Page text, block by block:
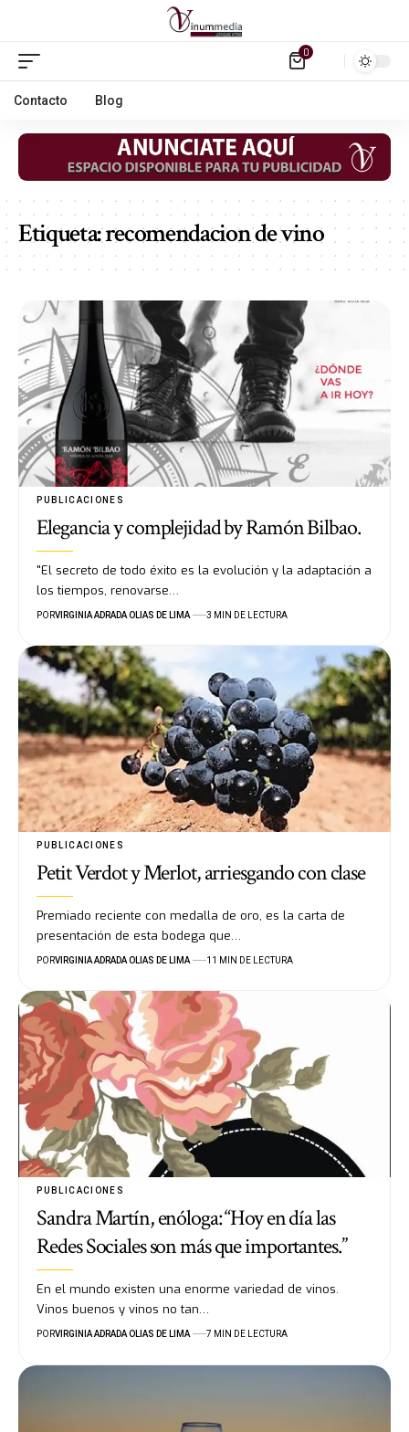
0
Contacto Blog
Etiqueta:recomendacion de vino
PUBLICACIONES
Elegancia y complejidad by Ramón Bilbao.
"El secreto de todo éxito es la evolución y la adaptación a
los tiempos, renovarse…
PORVIRGINIA ADRADA OLIAS DE LIMA 3 MIN DE LECTURA
PUBLICACIONES
Petit Verdot y Merlot, arriesgando con clase
Premiado reciente con medalla de oro, es la carta de
presentación de esta bodega que…
PORVIRGINIA ADRADA OLIAS DE LIMA 11 MIN DE LECTURA
PUBLICACIONES
Sandra Martín, enóloga: “Hoy en día las
Redes Sociales son más que importantes.”
En el mundo existen una enorme variedad de vinos.
Vinos buenos y vinos no tan…
PORVIRGINIA ADRADA OLIAS DE LIMA 7 MIN DE LECTURA